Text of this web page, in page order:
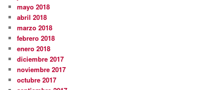
mayo 2018
abril 2018
marzo 2018
febrero 2018
enero 2018
diciembre 2017
noviembre 2017
octubre 2017